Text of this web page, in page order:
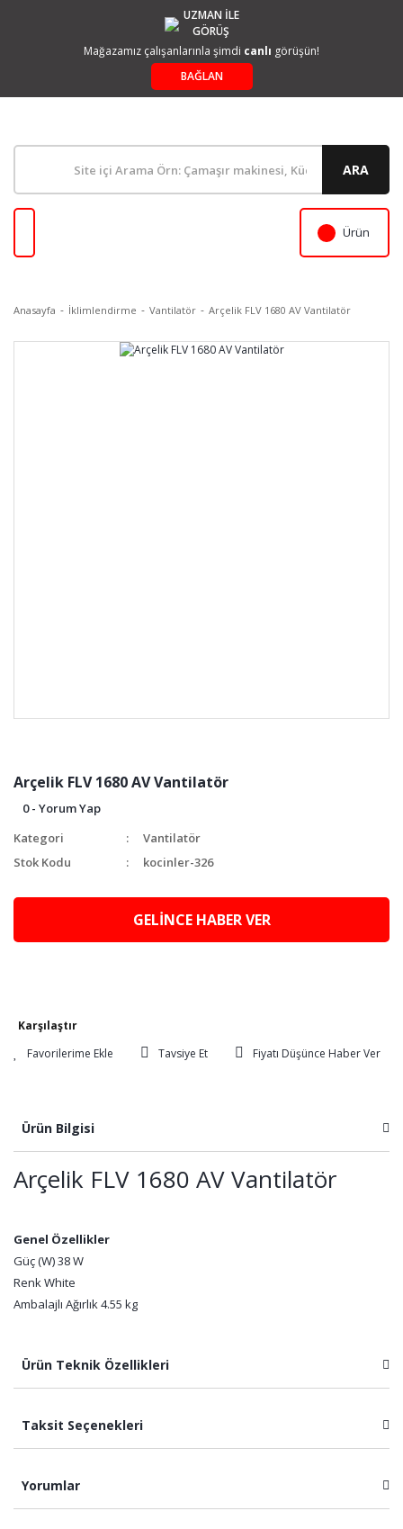
UZMAN İLE
GÖRÜŞ
Mağazamız çalışanlarınla şimdi canlı görüşün!
BAĞLAN
ARA
Ürün
Anasayfa İklimlendirme Vantilatör Arçelik FLV 1680 AV Vantilatör
Arçelik FLV 1680 AV Vantilatör
0 - Yorum Yap
Kategori
Vantilatör
Stok Kodu
kocinler-326
GELİNCE HABER VER
Karşılaştır
Tavsiye Et
Fiyatı Düşünce Haber Ver
Ürün Bilgisi
Arçelik FLV 1680 AV Vantilatör
Genel Özellikler
Güç (W) 38 W
Renk White
Ambalajlı Ağırlık 4.55 kg
Ürün Teknik Özellikleri
Taksit Seçenekleri
Yorumlar